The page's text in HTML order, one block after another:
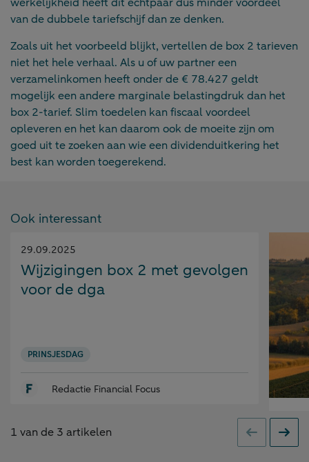
van de dubbele tariefschijf dan ze denken.
Zoals uit het voorbeeld blijkt, vertellen de box 2 tarieven
niet het hele verhaal. Als u of uw partner een
verzamelinkomen heeft onder de € 78.427 geldt
mogelijk een andere marginale belastingdruk dan het
box 2-tarief. Slim toedelen kan fiscaal voordeel
opleveren en het kan daarom ook de moeite zijn om
goed uit te zoeken aan wie een dividenduitkering het
best kan worden toegerekend.
Ook interessant
Gepubliceerd
op:
29.09.2025
Wijzigingen box 2 met gevolgen
voor de dga
PRINSJESDAG
Redactie Financial Focus
op:
1 van de 3 artikelen Vorige